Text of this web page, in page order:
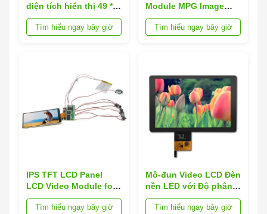
diện tích hiển thị 49 *
37mm IPS TFT LCD
Panel và tỷ lệ khung
Tìm hiểu ngay bây giờ
Module MPG Image
Format for Superior
Display Performance
Tìm hiểu ngay bây giờ
IPS TFT LCD Panel
LCD Video Module for
FLV Image Format in
Market
Tìm hiểu ngay bây giờ
Mô-đun Video LCD Đèn
nền LED với Độ phân
giải Tùy chỉnh và Định
dạng Hình ảnh WMA
Tìm hiểu ngay bây giờ